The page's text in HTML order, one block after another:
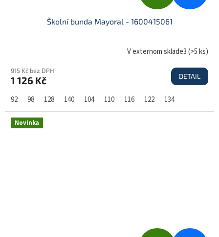
D
A
R
M
Školní bunda Mayoral - 1600415061
V externom sklade3(>5 ks)
915 Kč bez DPH
1 126 Kč DETAIL
92 98 128 140 104 110 116 122 134
Novinka